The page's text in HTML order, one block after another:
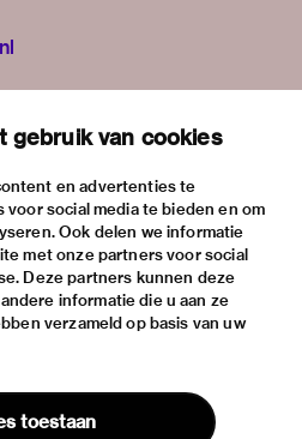
gebruik van cookies
en advertenties te
social media te bieden en om
Ook delen we informatie
met onze partners voor social
Deze partners kunnen deze
informatie die u aan ze
verzameld op basis van uw
toestaan